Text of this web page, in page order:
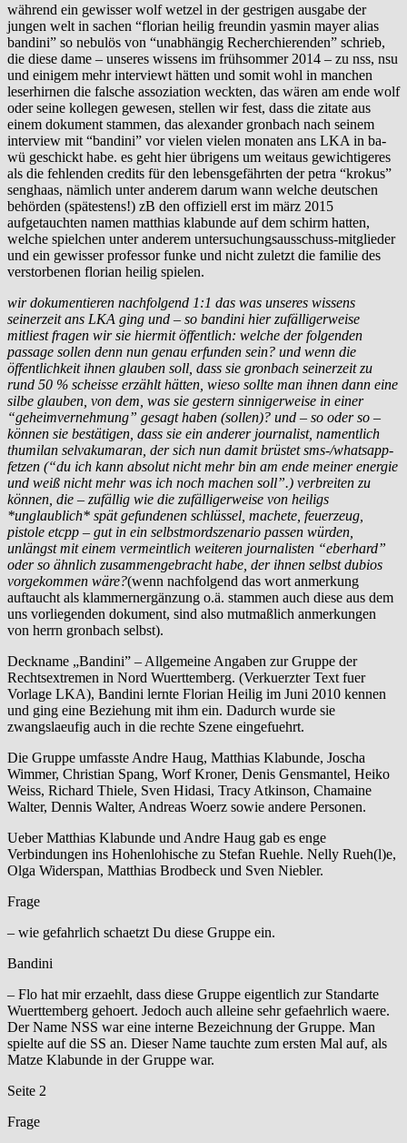
während ein gewisser wolf wetzel in der gestrigen ausgabe der
jungen welt in sachen “florian heilig freundin yasmin mayer alias
bandini” so nebulös von “unabhängig Recherchierenden” schrieb,
die diese dame – unseres wissens im frühsommer 2014 – zu nss, nsu
und einigem mehr interviewt hätten und somit wohl in manchen
leserhirnen die falsche assoziation weckten, das wären am ende wolf
oder seine kollegen gewesen, stellen wir fest, dass die zitate aus
einem dokument stammen, das alexander gronbach nach seinem
interview mit “bandini” vor vielen vielen monaten ans LKA in ba-
wü geschickt habe. es geht hier übrigens um weitaus gewichtigeres
als die fehlenden credits für den lebensgefährten der petra “krokus”
senghaas, nämlich unter anderem darum wann welche deutschen
behörden (spätestens!) zB den offiziell erst im märz 2015
aufgetauchten namen matthias klabunde auf dem schirm hatten,
welche spielchen unter anderem untersuchungsausschuss-mitglieder
und ein gewisser professor funke und nicht zuletzt die familie des
verstorbenen florian heilig spielen.
wir dokumentieren nachfolgend 1:1 das was unseres wissens
seinerzeit ans LKA ging und – so bandini hier zufälligerweise
mitliest fragen wir sie hiermit öffentlich: welche der folgenden
passage sollen denn nun genau erfunden sein? und wenn die
öffentlichkeit ihnen glauben soll, dass sie gronbach seinerzeit zu
rund 50 % scheisse erzählt hätten, wieso sollte man ihnen dann eine
silbe glauben, von dem, was sie gestern sinnigerweise in einer
“geheimvernehmung” gesagt haben (sollen)? und – so oder so –
können sie bestätigen, dass sie ein anderer journalist, namentlich
thumilan selvakumaran, der sich nun damit brüstet sms-/whatsapp-
fetzen (“du ich kann absolut nicht mehr bin am ende meiner energie
und weiß nicht mehr was ich noch machen soll”.) verbreiten zu
können, die – zufällig wie die zufälligerweise von heiligs
*unglaublich* spät gefundenen schlüssel, machete, feuerzeug,
pistole etcpp – gut in ein selbstmordszenario passen würden,
unlängst mit einem vermeintlich weiteren journalisten “eberhard”
oder so ähnlich zusammengebracht habe, der ihnen selbst dubios
vorgekommen wäre?(wenn nachfolgend das wort anmerkung
auftaucht als klammernergänzung o.ä. stammen auch diese aus dem
uns vorliegenden dokument, sind also mutmaßlich anmerkungen
von herrn gronbach selbst).
Deckname „Bandini” – Allgemeine Angaben zur Gruppe der
Rechtsextremen in Nord Wuerttemberg. (Verkuerzter Text fuer
Vorlage LKA), Bandini lernte Florian Heilig im Juni 2010 kennen
und ging eine Beziehung mit ihm ein. Dadurch wurde sie
zwangslaeufig auch in die rechte Szene eingefuehrt.
Die Gruppe umfasste Andre Haug, Matthias Klabunde, Joscha
Wimmer, Christian Spang, Worf Kroner, Denis Gensmantel, Heiko
Weiss, Richard Thiele, Sven Hidasi, Tracy Atkinson, Chamaine
Walter, Dennis Walter, Andreas Woerz sowie andere Personen.
Ueber Matthias Klabunde und Andre Haug gab es enge
Verbindungen ins Hohenlohische zu Stefan Ruehle. Nelly Rueh(l)e,
Olga Widerspan, Matthias Brodbeck und Sven Niebler.
Frage
– wie gefahrlich schaetzt Du diese Gruppe ein.
Bandini
– Flo hat mir erzaehlt, dass diese Gruppe eigentlich zur Standarte
Wuerttemberg gehoert. Jedoch auch alleine sehr gefaehrlich waere.
Der Name NSS war eine interne Bezeichnung der Gruppe. Man
spielte auf die SS an. Dieser Name tauchte zum ersten Mal auf, als
Matze Klabunde in der Gruppe war.
Seite 2
Frage